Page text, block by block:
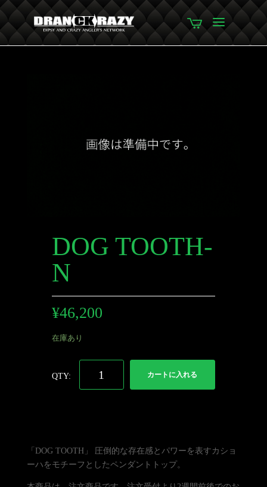
DOG TOOTH-
N
¥46,200
在庫あり
カートに入れる
「DOG TOOTH」 圧倒的な存在感とパワーを表すカショ
ーハをモチーフとしたペンダントトップ。